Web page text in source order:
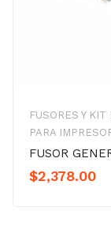
FUSORES Y
PARA
FUSOR
$2,378.00